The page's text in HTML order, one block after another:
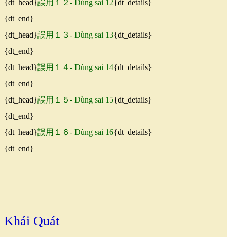
{dt_head}誤用１２- Dùng sai 12{dt_details}
{dt_end}
{dt_head}誤用１３- Dùng sai 13{dt_details}
{dt_end}
{dt_head}誤用１４- Dùng sai 14{dt_details}
{dt_end}
{dt_head}誤用１５- Dùng sai 15{dt_details}
{dt_end}
{dt_head}誤用１６- Dùng sai 16{dt_details}
{dt_end}
Khái Quát